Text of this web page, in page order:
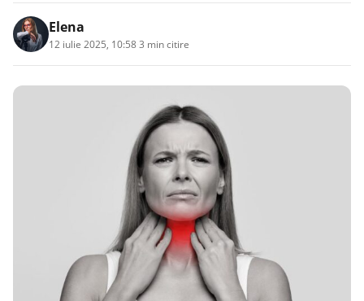
Elena
12 iulie 2025, 10:583 min citire